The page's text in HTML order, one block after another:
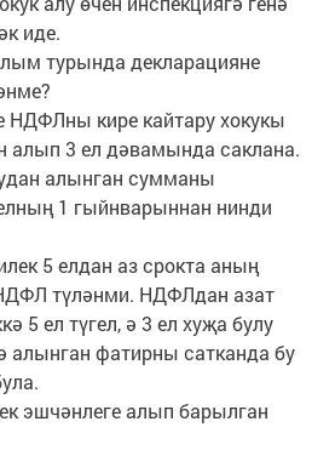
иде.
турында декларацияне
НДФЛны кире кайтару хокукы
алып 3 ел дәвамында саклана.
алынган сумманы
1 гыйнварыннан нинди
5 елдан аз срокта аның
түләнми. НДФЛдан азат
5 ел түгел, ә 3 ел хуҗа булу
алынган фатирны сатканда бу
эшчәнлеге алып барылган